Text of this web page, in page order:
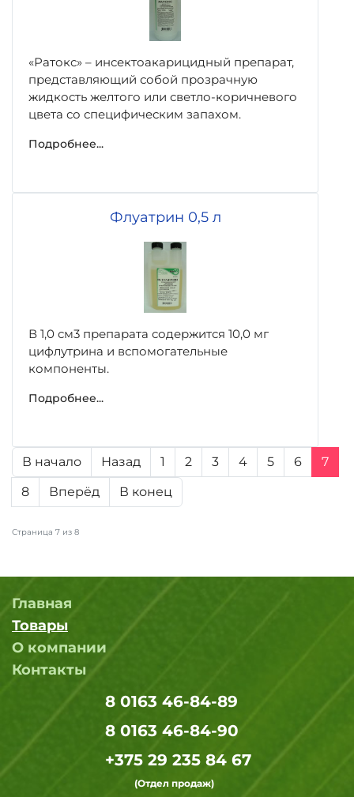
«Ратокс» – инсектоакарицидный препарат,
представляющий собой прозрачную
жидкость желтого или светло-коричневого
цвета со специфическим запахом.
Подробнее...
Флуатрин 0,5 л
В 1,0 см3 препарата содержится 10,0 мг
цифлутрина и вспомогательные
компоненты.
Подробнее...
В начало Назад 1 2 3 4 5 6
7
8
Вперёд В конец
Страница 7 из 8
Главная
Товары
О компании
Контакты
8 0163 46-84-89
8 0163 46-84-90
+375 29 235 84 67
(Отдел продаж)